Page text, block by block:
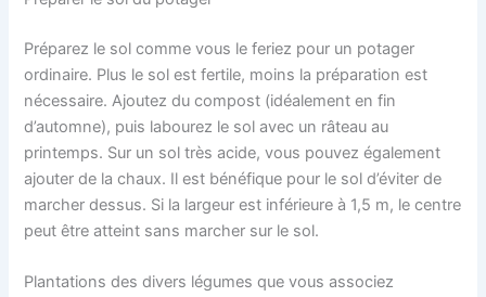
Préparez le sol comme vous le feriez pour un potager
ordinaire. Plus le sol est fertile, moins la préparation est
nécessaire. Ajoutez du compost (idéalement en fin
d’automne), puis labourez le sol avec un râteau au
printemps. Sur un sol très acide, vous pouvez également
ajouter de la chaux. Il est bénéfique pour le sol d’éviter de
marcher dessus. Si la largeur est inférieure à 1,5 m, le centre
peut être atteint sans marcher sur le sol.
Plantations des divers légumes que vous associez